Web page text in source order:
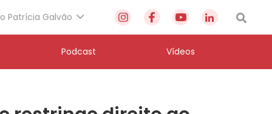
Patrícia Galvão
Podcast Vídeos